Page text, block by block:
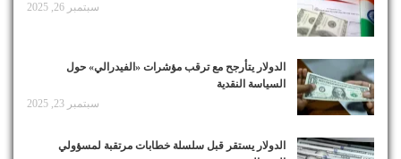
سبتمبر 26, 2025
الدولار يتأرجح مع ترقب مؤشرات «الفيدرالي» حول
السياسة النقدية
سبتمبر 23, 2025
الدولار يستقر قبل سلسلة خطابات مرتقبة لمسؤولي